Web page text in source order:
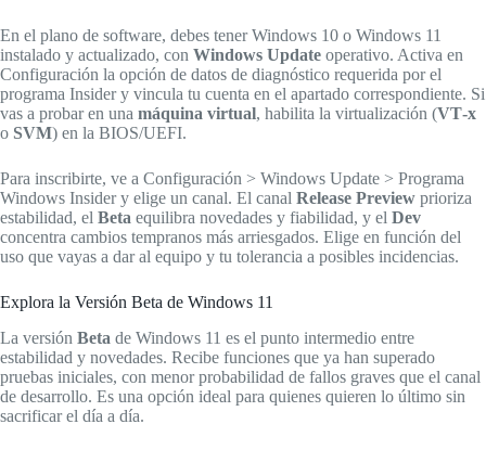
En el plano de software, debes tener Windows 10 o Windows 11
instalado y actualizado, con Windows Update operativo. Activa en
Configuración la opción de datos de diagnóstico requerida por el
programa Insider y vincula tu cuenta en el apartado correspondiente. Si
vas a probar en una máquina virtual, habilita la virtualización (VT‑x
o SVM) en la BIOS/UEFI.
Para inscribirte, ve a Configuración > Windows Update > Programa
Windows Insider y elige un canal. El canal Release Preview prioriza
estabilidad, el Beta equilibra novedades y fiabilidad, y el Dev
concentra cambios tempranos más arriesgados. Elige en función del
uso que vayas a dar al equipo y tu tolerancia a posibles incidencias.
Explora la Versión Beta de Windows 11
La versión Beta de Windows 11 es el punto intermedio entre
estabilidad y novedades. Recibe funciones que ya han superado
pruebas iniciales, con menor probabilidad de fallos graves que el canal
de desarrollo. Es una opción ideal para quienes quieren lo último sin
sacrificar el día a día.